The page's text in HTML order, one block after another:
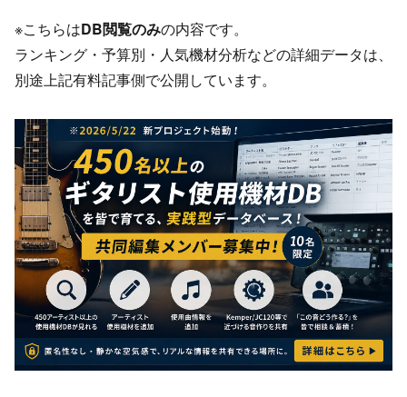
※こちらはDB閲覧のみの内容です。
ランキング・予算別・人気機材分析などの詳細データは、
別途上記有料記事側で公開しています。